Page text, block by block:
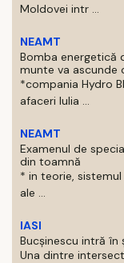
Moldovei intr ...
NEAMT
Bomba energetică
munte va ascunde
*compania Hydro
afaceri Iulia ...
NEAMT
Examenul de
din toamnă
* in teorie,
ale ...
IASI
Bucșinescu intră în
Una dintre